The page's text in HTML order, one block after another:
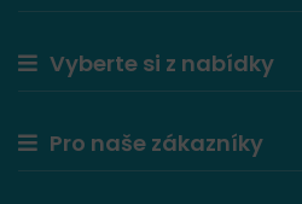
Vyberte si z nabídky
Pro naše zákazníky